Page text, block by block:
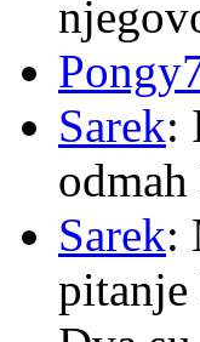
Sarek:
Sarek:
pitanje